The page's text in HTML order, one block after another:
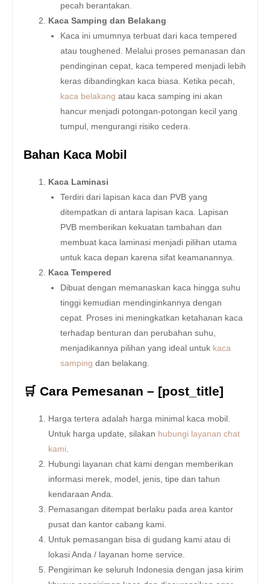
pecah berantakan.
Kaca Samping dan Belakang
Kaca ini umumnya terbuat dari kaca tempered
atau toughened. Melalui proses pemanasan dan
pendinginan cepat, kaca tempered menjadi lebih
keras dibandingkan kaca biasa. Ketika pecah,
kaca belakang atau kaca samping ini akan
hancur menjadi potongan-potongan kecil yang
tumpul, mengurangi risiko cedera.
Bahan Kaca Mobil
Kaca Laminasi
Terdiri dari lapisan kaca dan PVB yang
ditempatkan di antara lapisan kaca. Lapisan
PVB memberikan kekuatan tambahan dan
membuat kaca laminasi menjadi pilihan utama
untuk kaca depan karena sifat keamanannya.
Kaca Tempered
Dibuat dengan memanaskan kaca hingga suhu
tinggi kemudian mendinginkannya dengan
cepat. Proses ini meningkatkan ketahanan kaca
terhadap benturan dan perubahan suhu,
menjadikannya pilihan yang ideal untuk kaca
samping dan belakang.
🛒 Cara Pemesanan – [post_title]
Harga tertera adalah harga minimal kaca mobil.
Untuk harga update, silakan hubungi layanan chat
kami
Hubungi layanan chat kami dengan memberikan
informasi merek, model, jenis, tipe dan tahun
kendaraan Anda.
Pemasangan ditempat berlaku pada area kantor
pusat dan kantor cabang kami.
Untuk pemasangan bisa di gudang kami atau di
lokasi Anda / layanan home service.
Pengiriman ke seluruh Indonesia dengan jasa kirim